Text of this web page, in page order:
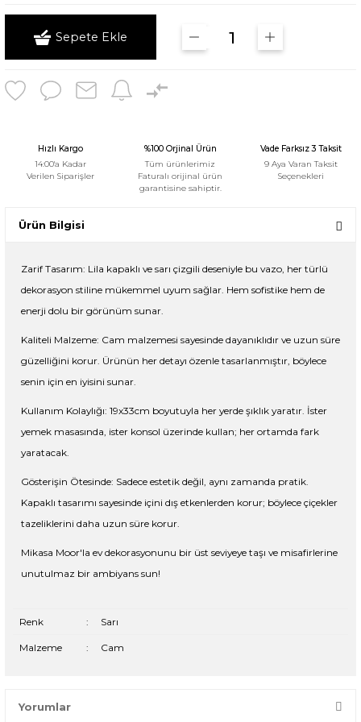
Sepete Ekle
Hızlı Kargo
14:00'a Kadar
Verilen Siparişler
%100 Orjinal Ürün
Tüm ürünlerimiz
Faturalı orijinal ürün
garantisine sahiptir.
Vade Farksız 3 Taksit
9 Aya Varan Taksit
Seçenekleri
Ürün Bilgisi
Zarif Tasarım: Lila kapaklı ve sarı çizgili deseniyle bu vazo, her türlü
dekorasyon stiline mükemmel uyum sağlar. Hem sofistike hem de
enerji dolu bir görünüm sunar.
Kaliteli Malzeme: Cam malzemesi sayesinde dayanıklıdır ve uzun süre
güzelliğini korur. Ürünün her detayı özenle tasarlanmıştır, böylece
senin için en iyisini sunar.
Kullanım Kolaylığı: 19x33cm boyutuyla her yerde şıklık yaratır. İster
yemek masasında, ister konsol üzerinde kullan; her ortamda fark
yaratacak.
Gösterişin Ötesinde: Sadece estetik değil, aynı zamanda pratik.
Kapaklı tasarımı sayesinde içini dış etkenlerden korur; böylece çiçekler
tazeliklerini daha uzun süre korur.
Mikasa Moor'la ev dekorasyonunu bir üst seviyeye taşı ve misafirlerine
unutulmaz bir ambiyans sun!
Renk : Sarı
Malzeme : Cam
Yorumlar